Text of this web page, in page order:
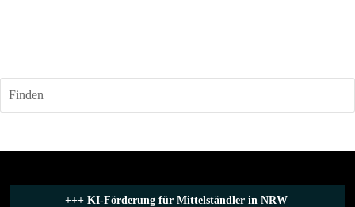
Finden
+++ KI-Förderung für Mittelständler in NRW